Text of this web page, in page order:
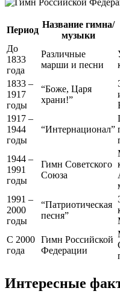
Период
Название гимна/
музыки
До
1833
года
Различные
марши и песни
1833 –
1917
годы
“Боже, Царя
храни!”
1917 –
1944
годы
“Интернационал”
1944 –
1991
годы
Гимн Советского
Союза
1991 –
2000
годы
“Патриотическая
песня”
С 2000
года
Гимн Российской
Федерации
Интересные